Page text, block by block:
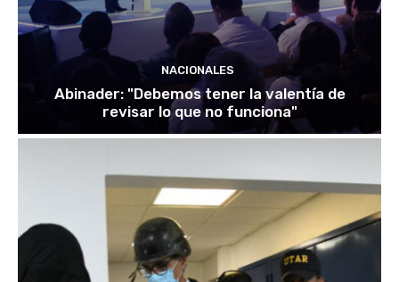
NACIONALES
Abinader: "Debemos tener la valentía de
revisar lo que no funciona"